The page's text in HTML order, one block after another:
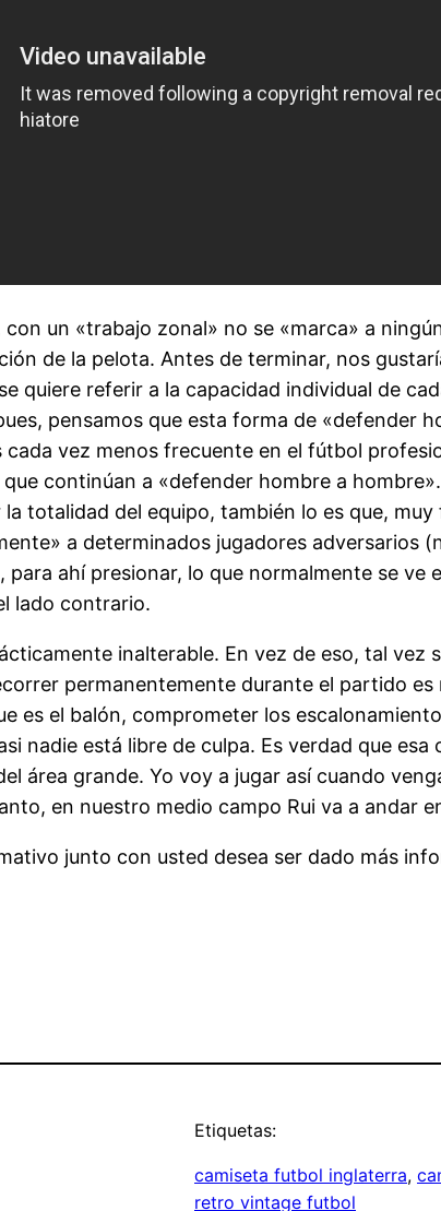
un «trabajo zonal» no se «marca» a
de la pelota. Antes de terminar, nos
quiere referir a la capacidad individual de
pensamos que esta forma de «defender
vez menos frecuente en el fútbol
continúan a «defender hombre a
totalidad del equipo, también lo es que,
a determinados jugadores adversarios
ahí presionar, lo que normalmente se
lado contrario.
inalterable. En vez de eso, tal
permanentemente durante el partido
es el balón, comprometer los
nadie está libre de culpa. Es verdad que
área grande. Yo voy a jugar así cuando
en nuestro medio campo Rui va a andar
junto con usted desea ser dado más
Etiquetas:
camiseta futbol inglaterra,
retro vintage futbol